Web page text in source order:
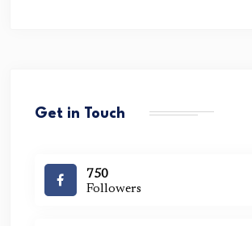
Get in Touch
750
Followers